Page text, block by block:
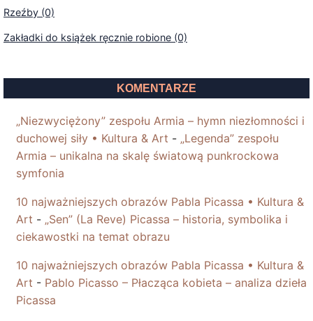
Rzeźby (0)
Zakładki do książek ręcznie robione (0)
KOMENTARZE
„Niezwyciężony” zespołu Armia – hymn niezłomności i
duchowej siły • Kultura & Art - „Legenda” zespołu
Armia – unikalna na skalę światową punkrockowa
symfonia
10 najważniejszych obrazów Pabla Picassa • Kultura &
Art - „Sen” (La Reve) Picassa – historia, symbolika i
ciekawostki na temat obrazu
10 najważniejszych obrazów Pabla Picassa • Kultura &
Art - Pablo Picasso – Płacząca kobieta – analiza dzieła
Picassa